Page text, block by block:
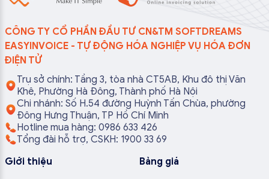
CÔNG TY CỔ PHẦN ĐẦU TƯ CN&TM SOFTDREAMS
EASYINVOICE - TỰ ĐỘNG HÓA NGHIỆP VỤ HÓA ĐƠN
ĐIỆN TỬ
Trụ sở chính: Tầng 3, tòa nhà CT5AB, Khu đô thị Văn
Khê, Phường Hà Đông, Thành phố Hà Nội
Chi nhánh: Số H.54 đường Huỳnh Tấn Chùa, phường
Đông Hưng Thuận, TP Hồ Chí Minh
Hotline mua hàng: 0986 633 426
Tổng đài hỗ trợ, CSKH: 1900 33 69
Giới thiệu
Bảng giá